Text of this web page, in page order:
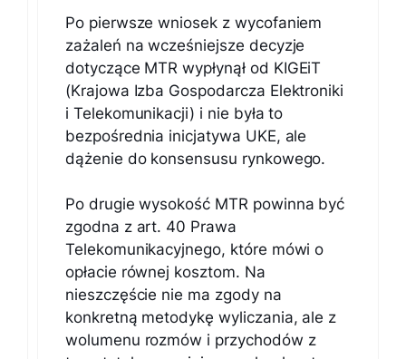
Po pierwsze wniosek z wycofaniem
zażaleń na wcześniejsze decyzje
dotyczące MTR wypłynął od KIGEiT
(Krajowa Izba Gospodarcza Elektroniki
i Telekomunikacji) i nie była to
bezpośrednia inicjatywa UKE, ale
dążenie do konsensusu rynkowego.
Po drugie wysokość MTR powinna być
zgodna z art. 40 Prawa
Telekomunikacyjnego, które mówi o
opłacie równej kosztom. Na
nieszczęście nie ma zgody na
konkretną metodykę wyliczania, ale z
wolumenu rozmów i przychodów z